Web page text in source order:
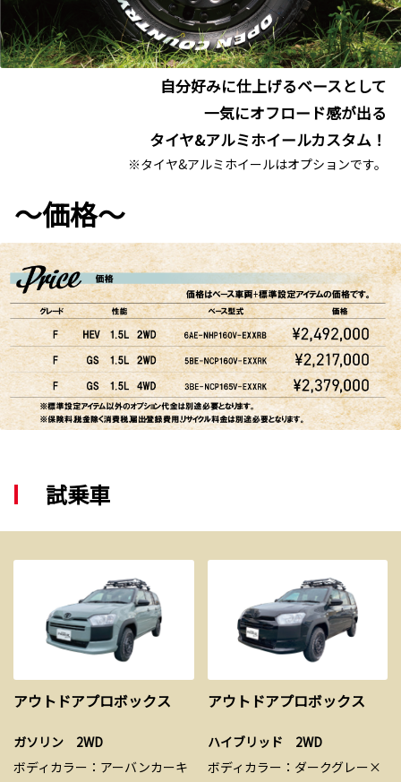
自分好みに仕上げるベースとして
一気にオフロード感が出る
タイヤ&アルミホイールカスタム！
※タイヤ&アルミホイールはオプションです。
～価格～
試乗車
アウトドアプロボックス
ガソリン 2WD
ボディカラー：アーバンカーキ
アウトドアプロボックス
ハイブリッド 2WD
ボディカラー：ダークグレー×